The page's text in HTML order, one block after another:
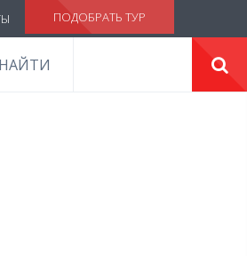
ПОДОБРАТЬ ТУР